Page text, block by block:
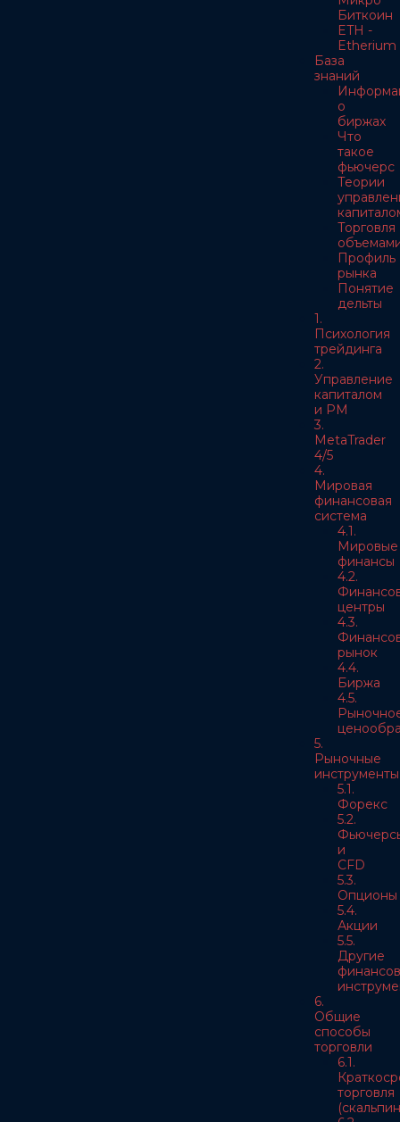
Биткоин
ETH -
Etherium
База
знаний
о
биржах
Что
такое
фьючерс
Теории
Торговля
Профиль
рынка
Понятие
дельты
1.
Психология
трейдинга
2.
Управление
капиталом
и РМ
3.
MetaTrader
4/5
4.
Мировая
финансовая
система
4.1.
Мировые
финансы
4.2.
центры
4.3.
рынок
4.4.
Биржа
4.5.
5.
Рыночные
инструменты
5.1.
Форекс
5.2.
и
CFD
5.3.
Опционы
5.4.
Акции
5.5.
Другие
6.
Общие
способы
торговли
6.1.
торговля